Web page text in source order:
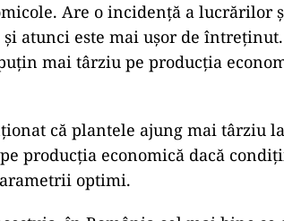
Are o incidenţă a lucrărilor
şi atunci este mai uşor de
mai târziu pe producţia
că plantele ajung mai târziu
producţia economică dacă
optimi.